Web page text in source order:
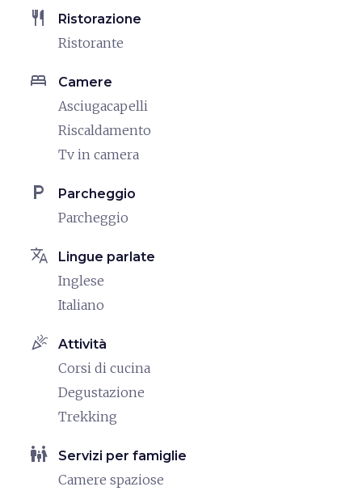
restaurant Ristorazione
Ristorante
bed Camere
Asciugacapelli
Riscaldamento
Tv in camera
local_parking Parcheggio
Parcheggio
translate Lingue parlate
Inglese
Italiano
celebration Attività
Corsi di cucina
Degustazione
Trekking
family_restroom Servizi per famiglie
Camere spaziose